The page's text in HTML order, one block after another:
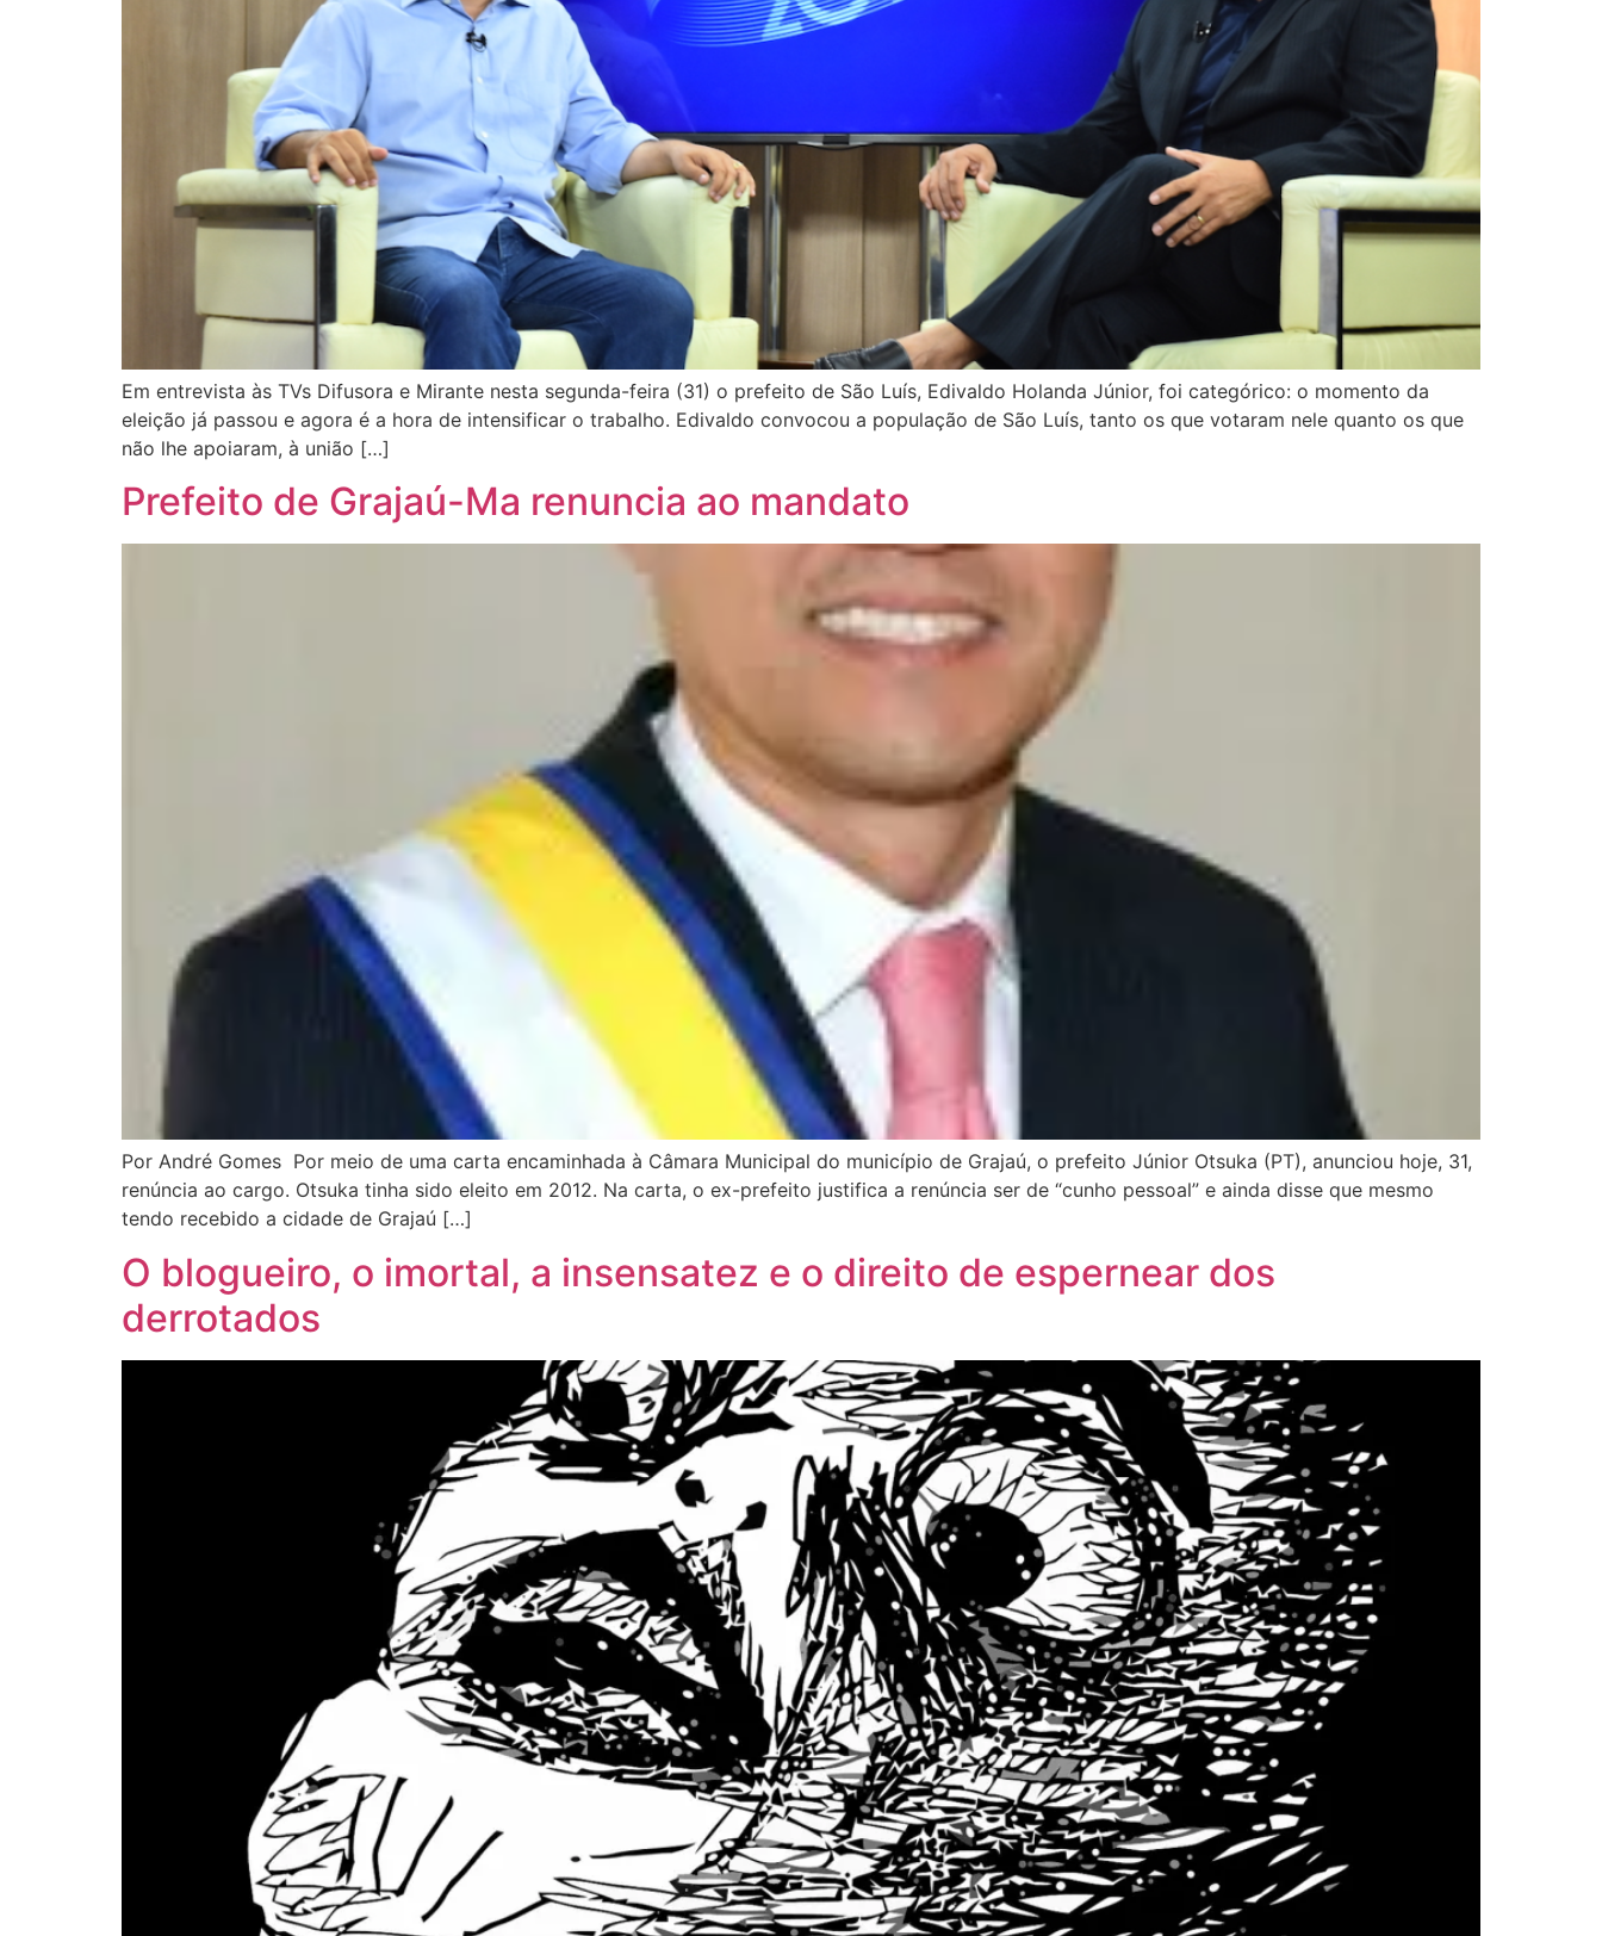
Em entrevista às TVs Difusora e Mirante nesta segunda-feira (31) o prefeito de São Luís, Edivaldo Holanda Júnior, foi categórico: o momento da
eleição já passou e agora é a hora de intensificar o trabalho. Edivaldo convocou a população de São Luís, tanto os que votaram nele quanto os que
não lhe apoiaram, à união […]
Prefeito de Grajaú-Ma renuncia ao mandato
Por André Gomes Por meio de uma carta encaminhada à Câmara Municipal do município de Grajaú, o prefeito Júnior Otsuka (PT), anunciou hoje, 31,
renúncia ao cargo. Otsuka tinha sido eleito em 2012. Na carta, o ex-prefeito justifica a renúncia ser de “cunho pessoal” e ainda disse que mesmo
tendo recebido a cidade de Grajaú […]
O blogueiro, o imortal, a insensatez e o direito de espernear dos
derrotados